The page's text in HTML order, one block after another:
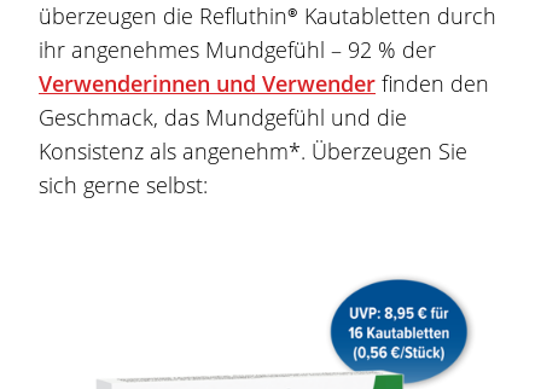
überzeugen die Refluthin® Kautabletten durch
ihr angenehmes Mundgefühl – 92 % der
Verwenderinnen und Verwender finden den
Geschmack, das Mundgefühl und die
Konsistenz als angenehm*. Überzeugen Sie
sich gerne selbst: